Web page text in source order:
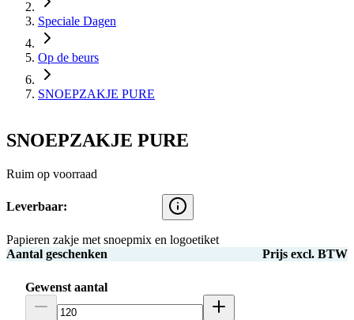
Speciale Dagen
Op de beurs
SNOEPZAKJE PURE
SNOEPZAKJE PURE
Ruim op voorraad
Leverbaar:
Papieren zakje met snoepmix en logoetiket
Aantal geschenken
Prijs excl. BTW
Gewenst aantal